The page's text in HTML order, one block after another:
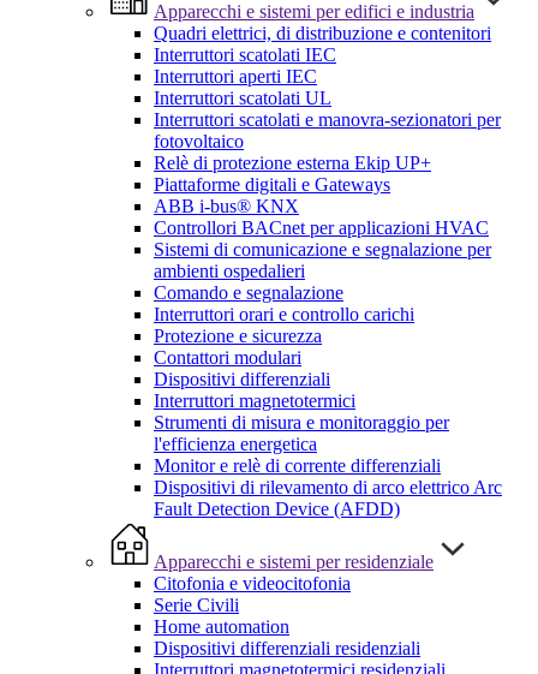
Apparecchi e sistemi per edifici e industria
Quadri elettrici, di distribuzione e contenitori
Interruttori scatolati IEC
Interruttori aperti IEC
Interruttori scatolati UL
Interruttori scatolati e manovra-sezionatori per
fotovoltaico
Relè di protezione esterna Ekip UP+
Piattaforme digitali e Gateways
ABB i-bus® KNX
Controllori BACnet per applicazioni HVAC
Sistemi di comunicazione e segnalazione per
ambienti ospedalieri
Comando e segnalazione
Interruttori orari e controllo carichi
Protezione e sicurezza
Contattori modulari
Dispositivi differenziali
Interruttori magnetotermici
Strumenti di misura e monitoraggio per
l'efficienza energetica
Monitor e relè di corrente differenziali
Dispositivi di rilevamento di arco elettrico Arc
Fault Detection Device (AFDD)
Apparecchi e sistemi per residenziale
Citofonia e videocitofonia
Serie Civili
Home automation
Dispositivi differenziali residenziali
Interruttori magnetotermici residenziali